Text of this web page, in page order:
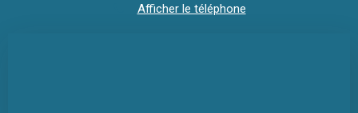
Afficher le téléphone